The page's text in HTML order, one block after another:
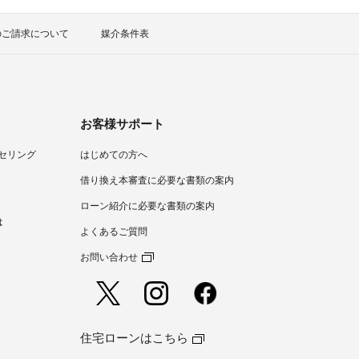
請求について 媒介条件表
リング
お客様サポート
はじめての方へ
借り換え本審査に必要な書類の案内
ローン紹介に必要な書類の案内
よくあるご質問
お問い合わせ
住宅ローンはこちら